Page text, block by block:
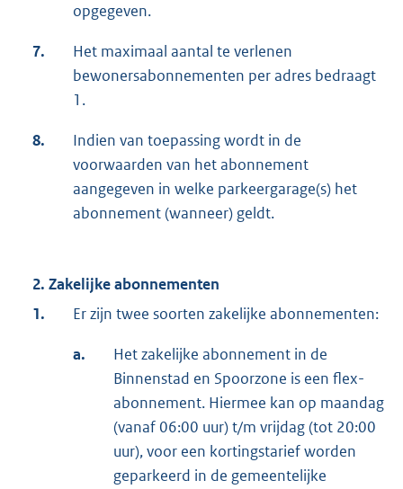
opgegeven.
7.
Het maximaal aantal te verlenen
bewonersabonnementen per adres bedraagt
1.
8.
Indien van toepassing wordt in de
voorwaarden van het abonnement
aangegeven in welke parkeergarage(s) het
abonnement (wanneer) geldt.
2. Zakelijke abonnementen
1.
Er zijn twee soorten zakelijke abonnementen:
a.
Het zakelijke abonnement in de
Binnenstad en Spoorzone is een flex-
abonnement. Hiermee kan op maandag
(vanaf 06:00 uur) t/m vrijdag (tot 20:00
uur), voor een kortingstarief worden
geparkeerd in de gemeentelijke